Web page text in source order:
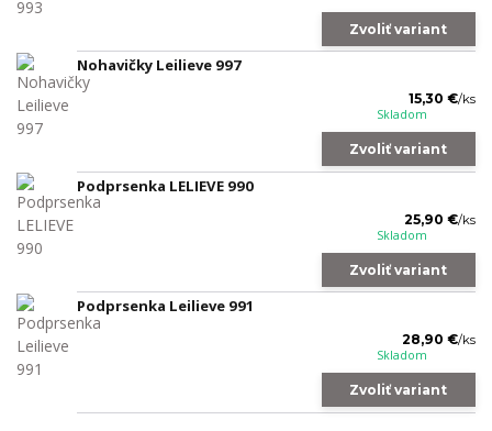
Zvoliť variant
Nohavičky Leilieve 997
15,30 €/ks
Skladom
Zvoliť variant
Podprsenka LELIEVE 990
25,90 €/ks
Skladom
Zvoliť variant
Podprsenka Leilieve 991
28,90 €/ks
Skladom
Zvoliť variant